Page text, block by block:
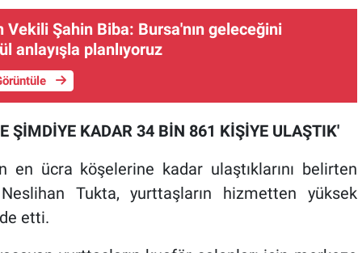
Vekili Şahin Biba: Bursa'nın geleceğini
anlayışla planlıyoruz
ŞİMDİYE KADAR 34 BİN 861 KİŞİYE ULAŞTIK'
en ücra köşelerine kadar ulaştıklarını belirten
Tukta, yurttaşların hizmetten yüksek
etti.